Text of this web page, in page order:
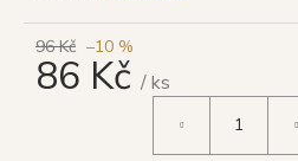
96 Kč –10 %
86 Kč / ks
j
e
m